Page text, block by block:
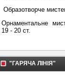
Образотворче
Орнаментальне
19 - 20 ст.
"ГАРЯЧА ЛІНІЯ"